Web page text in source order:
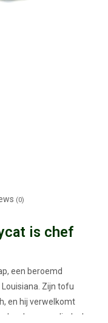
(0)
is chef
een beroemd
Zijn tofu
en hij verwelkomt
bord en een glimlach.